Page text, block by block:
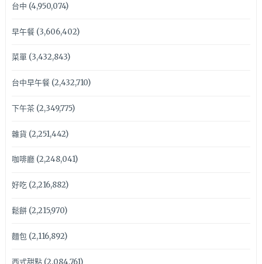
台中 (4,950,074)
早午餐(3,606,402)
菜單(3,432,843)
台中早午餐(2,432,710)
下午茶(2,349,775)
雜貨 (2,251,442)
咖啡廳(2,248,041)
好吃(2,216,882)
鬆餅(2,215,970)
麵包(2,116,892)
西式甜點(2,084,761)